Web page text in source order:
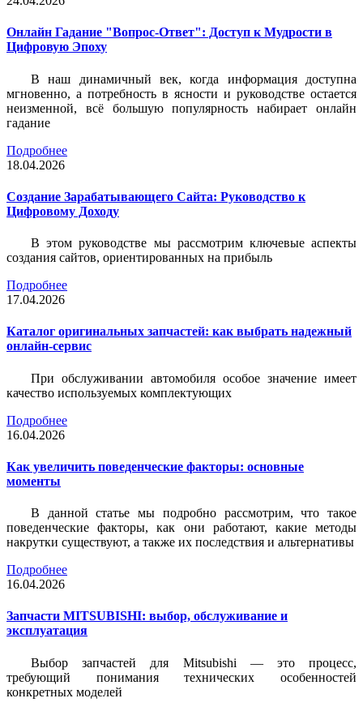
Онлайн Гадание "Вопрос-Ответ": Доступ к Мудрости в
Цифровую Эпоху
В наш динамичный век, когда информация доступна
мгновенно, а потребность в ясности и руководстве остается
неизменной, всё большую популярность набирает онлайн
гадание
Подробнее
18.04.2026
Создание Зарабатывающего Сайта: Руководство к
Цифровому Доходу
В этом руководстве мы рассмотрим ключевые аспекты
создания сайтов, ориентированных на прибыль
Подробнее
17.04.2026
Каталог оригинальных запчастей: как выбрать надежный
онлайн-сервис
При обслуживании автомобиля особое значение имеет
качество используемых комплектующих
Подробнее
16.04.2026
Как увеличить поведенческие факторы: основные
моменты
В данной статье мы подробно рассмотрим, что такое
поведенческие факторы, как они работают, какие методы
накрутки существуют, а также их последствия и альтернативы
Подробнее
16.04.2026
Запчасти MITSUBISHI: выбор, обслуживание и
эксплуатация
Выбор запчастей для Mitsubishi — это процесс,
требующий понимания технических особенностей
конкретных моделей